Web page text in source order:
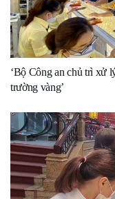
‘Bộ Công an chủ trì xử
trường vàng’